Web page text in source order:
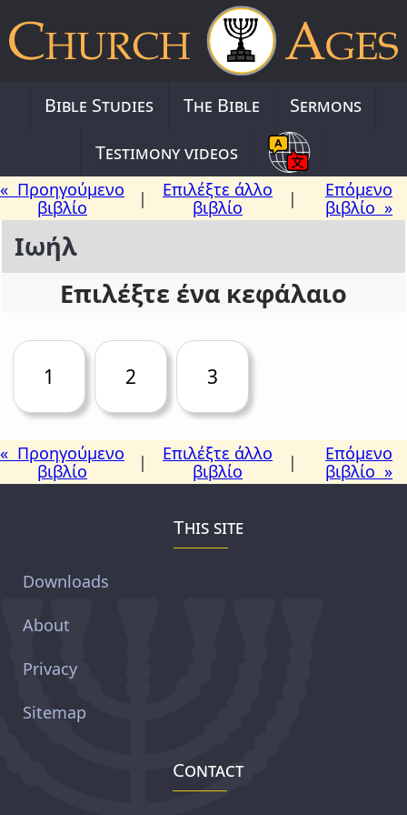
Bible Studies The Bible
Sermons
Testimony videos
« Προηγούμενο
βιβλίο
|
Επιλέξτε άλλο
βιβλίο
|
Επόμενο
βιβλίο »
Ιωήλ
Επιλέξτε ένα κεφάλαιο
1 2 3
« Προηγούμενο
βιβλίο
|
Επιλέξτε άλλο
βιβλίο
|
Επόμενο
βιβλίο »
This site
Downloads
About
Privacy
Sitemap
Contact